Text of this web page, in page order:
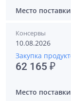
Место
Консервы
10.08.2026
Закупка
62 165 ₽
Место